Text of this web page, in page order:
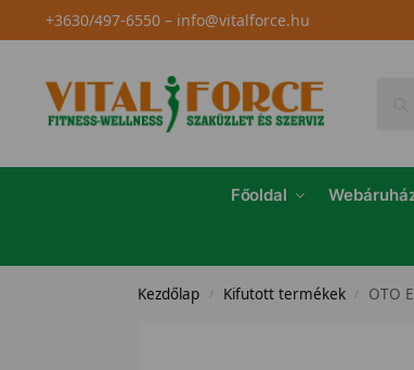
+3630/497-6550– info@vitalforce.hu
Főoldal
Kezdőlap / Kifutott termékek / OTO